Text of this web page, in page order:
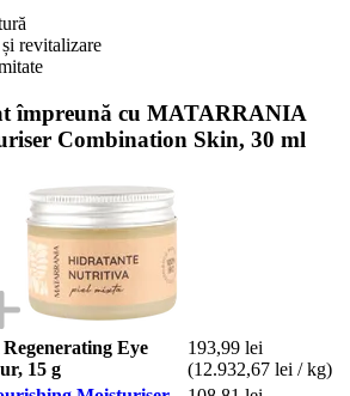
revitalizare
împreună cu MATARRANIA
Combination Skin, 30 ml
Eye
15 g
193,99 lei
(12.932,67 lei / kg)